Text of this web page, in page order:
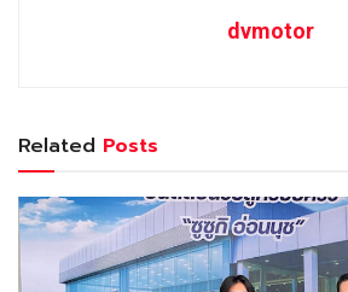
dvmotor
Related Posts